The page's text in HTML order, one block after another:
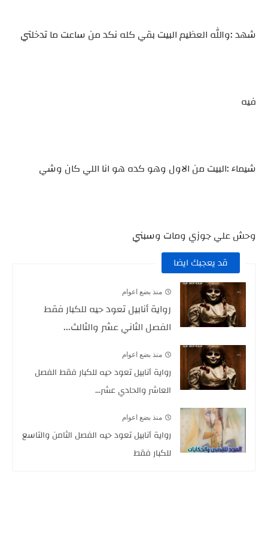
شهد :والله العظيم البيت بقي كله نكد من ساعت ما تدخلتي
فيه
شيماء :البيت من الاول وهو كده هو انا اللي كان وشي
وحش علي جوزي ومات وسبني
قد يعجبك ايضا
منذ بضع اعوام
رواية أنابيل تعود حيه للكبار فقط
الفصل الثاني عشر والثالث...
منذ بضع اعوام
رواية أنابيل تعود حيه للكبار فقط الفصل
العاشر والحادي عشر...
منذ بضع اعوام
رواية أنابيل تعود حيه الفصل الثامن والتاسع
للكبار فقط